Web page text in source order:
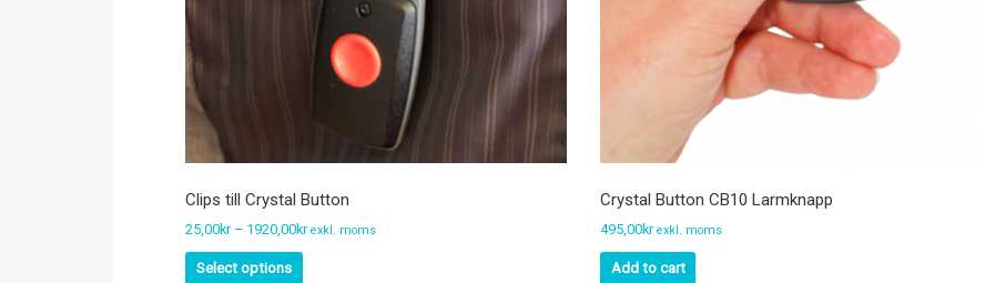
Clips till Crystal Button
25,00kr– 1920,00kr exkl. moms
Select options
Crystal Button CB10 Larmknapp
495,00kr exkl. moms
Add to cart